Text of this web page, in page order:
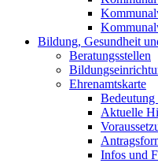
Bildung, Gesundheit
Beratungsstellen
Ehrenamtskarte
Aktuelle
Infos und